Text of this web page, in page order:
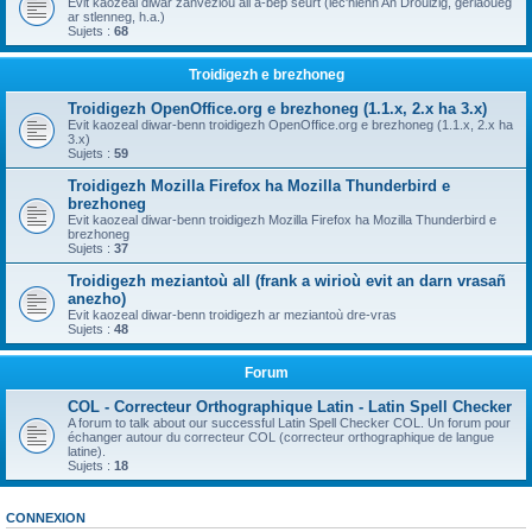
ar stlenneg, h.a.)
Sujets : 68
Troidigezh e brezhoneg
Troidigezh OpenOffice.org e brezhoneg (1.1.x, 2.x ha 3.x)
Evit kaozeal diwar-benn troidigezh OpenOffice.org e brezhoneg (1.1.x, 2.x ha
3.x)
Sujets : 59
Troidigezh Mozilla Firefox ha Mozilla Thunderbird e
brezhoneg
Evit kaozeal diwar-benn troidigezh Mozilla Firefox ha Mozilla Thunderbird e
brezhoneg
Sujets : 37
Troidigezh meziantoù all (frank a wirioù evit an darn vrasañ
anezho)
Evit kaozeal diwar-benn troidigezh ar meziantoù dre-vras
Sujets : 48
Forum
COL - Correcteur Orthographique Latin - Latin Spell Checker
A forum to talk about our successful Latin Spell Checker COL. Un forum pour
échanger autour du correcteur COL (correcteur orthographique de langue
latine).
Sujets : 18
CONNEXION